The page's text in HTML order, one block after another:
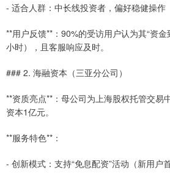
- 适合人群：中长线投资者，偏好稳健操作
**用户反馈**：90%的受访用户认为其“资
小时），且客服响应及时。
### 2. 海融资本（三亚分公司）
**资质亮点**：母公司为上海股权托管交易
资本1亿元。
**服务特色**：
- 创新模式：支持“免息配资”活动（新用户